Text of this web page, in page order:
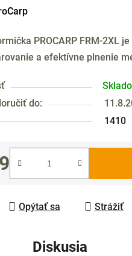
PROCARP FRM-2XL
a efektívne plnenie
do:
1410
cena:
Opýtať sa Strážiť
Diskusia